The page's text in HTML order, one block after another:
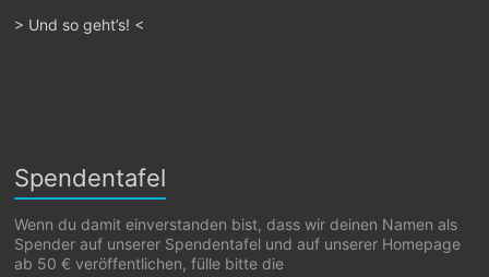
> Und so geht’s! <
Spendentafel
Wenn du damit einverstanden bist, dass wir deinen Namen als
Spender auf unserer Spendentafel und auf unserer Homepage
ab 50 € veröffentlichen, fülle bitte die